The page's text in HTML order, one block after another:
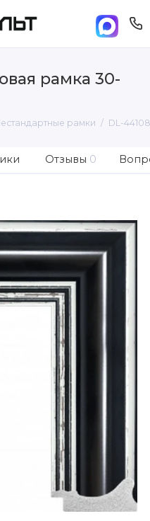
рамка 30-
рамки DL-
Отзывы 0